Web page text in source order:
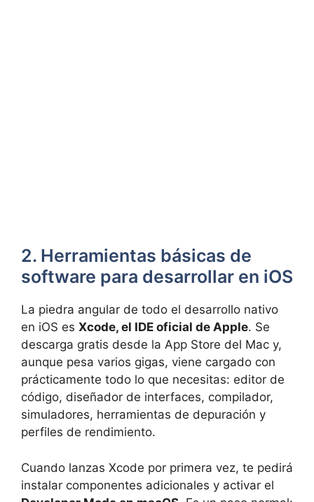
2. Herramientas básicas de
software para desarrollar en iOS
La piedra angular de todo el desarrollo nativo
en iOS es Xcode, el IDE oficial de Apple. Se
descarga gratis desde la App Store del Mac y,
aunque pesa varios gigas, viene cargado con
prácticamente todo lo que necesitas: editor de
código, diseñador de interfaces, compilador,
simuladores, herramientas de depuración y
perfiles de rendimiento.
Cuando lanzas Xcode por primera vez, te pedirá
instalar componentes adicionales y activar el